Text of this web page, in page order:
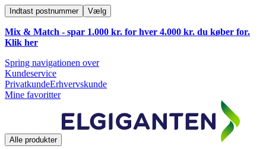
Indtast postnummer Vælg
Mix & Match - spar 1.000 kr. for hver 4.000 kr. du køber for.
Klik her
Spring navigationen over
Kundeservice
PrivatkundeErhvervskunde
Mine favoritter
Alle produkter